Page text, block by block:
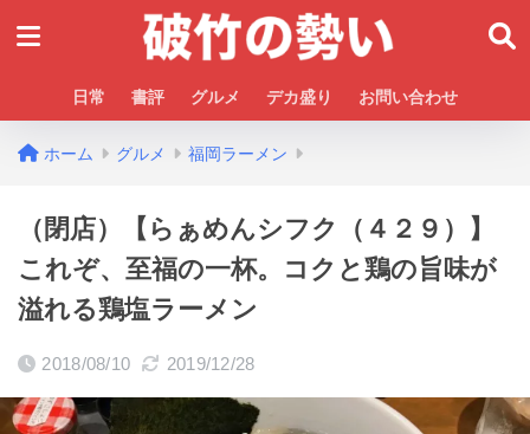
日常 書評 グルメ デカ盛り お問い合わせ
ホーム グルメ 福岡ラーメン
（閉店）【らぁめんシフク（４２９）】
これぞ、至福の一杯。コクと鶏の旨味が
溢れる鶏塩ラーメン
2018/08/10 2019/12/28